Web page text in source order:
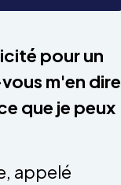
pour un
m'en dire
que je peux
appelé